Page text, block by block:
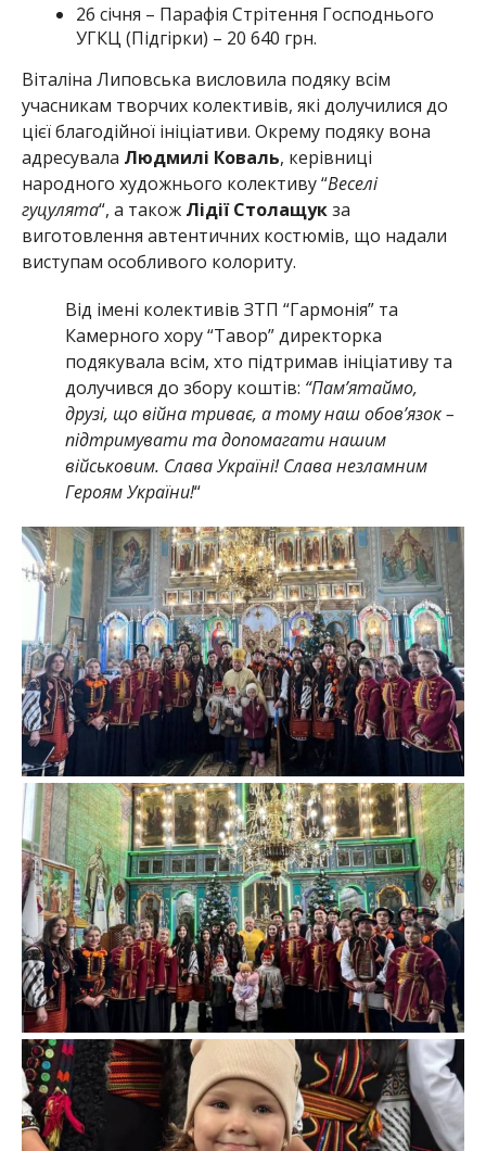
26 січня – Парафія Стрітення Господнього
УГКЦ (Підгірки) – 20 640 грн.
Віталіна Липовська висловила подяку всім
учасникам творчих колективів, які долучилися до
цієї благодійної ініціативи. Окрему подяку вона
адресувала Людмилі Коваль, керівниці
народного художнього колективу “Веселі
гуцулята“, а також Лідії Столащукза
виготовлення автентичних костюмів, що надали
виступам особливого колориту.
Від імені колективів ЗТП “Гармонія” та
Камерного хору “Тавор” директорка
подякувала всім, хто підтримав ініціативу та
долучився до збору коштів: “Пам’ятаймо,
друзі, що війна триває, а тому наш обов’язок –
підтримувати та допомагати нашим
військовим. Слава Україні! Слава незламним
Героям України!“